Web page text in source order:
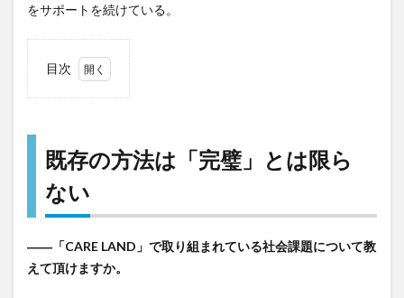
をサポートを続けている。
目次
法は
「完
璧」
とは
ない
2
既存の方法は「完璧」とは限ら
ない
――「CARE LAND」で取り組まれている社会課題について教
えて頂けますか。